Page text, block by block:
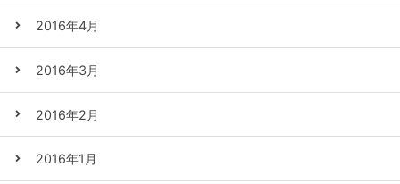
2016年4月
2016年3月
2016年2月
2016年1月